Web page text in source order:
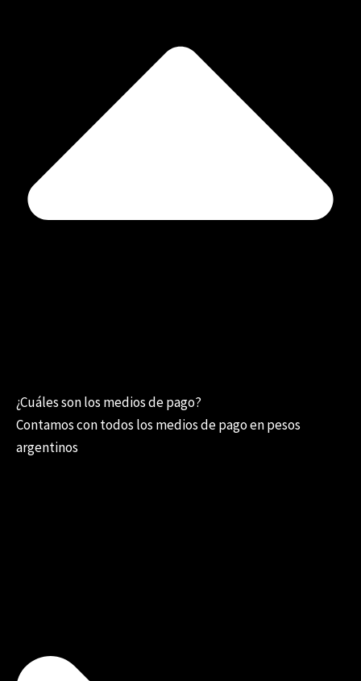
¿Cuáles son los medios de pago?
Contamos con todos los medios de pago en pesos
argentinos